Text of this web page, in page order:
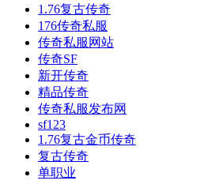
1.76复古传奇
176传奇私服
传奇私服网站
传奇SF
新开传奇
精品传奇
传奇私服发布网
sf123
1.76复古金币传奇
复古传奇
单职业